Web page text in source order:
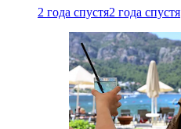
2 года спустя2 года спустя